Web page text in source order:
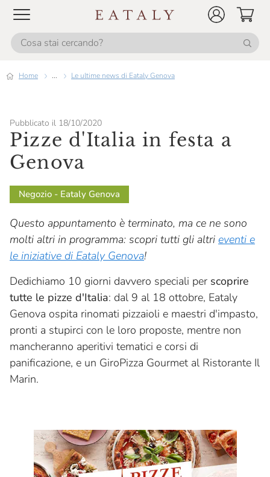
Home ... Le ultime news di Eataly Genova
Pubblicato il 18/10/2020
Pizze d'Italia in festa a
Genova
Negozio - Eataly Genova
Questo appuntamento è terminato, ma ce ne sono
molti altri in programma: scopri tutti gli altri eventi e
le iniziative di Eataly Genova!
Dedichiamo 10 giorni davvero speciali per scoprire
tutte le pizze d'Italia: dal 9 al 18 ottobre, Eataly
Genova ospita rinomati pizzaioli e maestri d'impasto,
pronti a stupirci con le loro proposte, mentre non
mancheranno aperitivi tematici e corsi di
panificazione, e un GiroPizza Gourmet al Ristorante Il
Marin.